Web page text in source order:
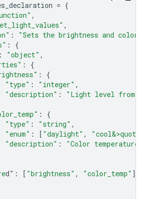
= {
,
,
:
"Sets the brightness and
:
{
: "object" ,
:
{
:
{
"type" : "integer" ,
"description" :
"Light level from
:
{
"type" : "string" ,
"enum" : [ "daylight" , "cool&>quot;
"description" : "Color temperature"
d" : [ "brightness" , "color_temp" ],